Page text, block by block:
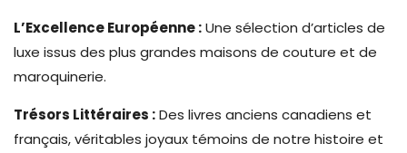
L’Excellence Européenne :Une sélection d’articles de
luxe issus des plus grandes maisons de couture et de
maroquinerie.
Trésors Littéraires :Des livres anciens canadiens et
français, véritables joyaux témoins de notre histoire et